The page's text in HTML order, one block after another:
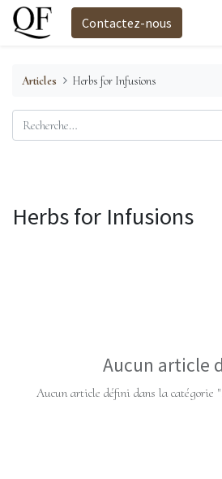
Contactez-nous
Articles Herbs for Infusions
Herbs for Infusions
Aucun article
Aucun article défini dans la catégorie "